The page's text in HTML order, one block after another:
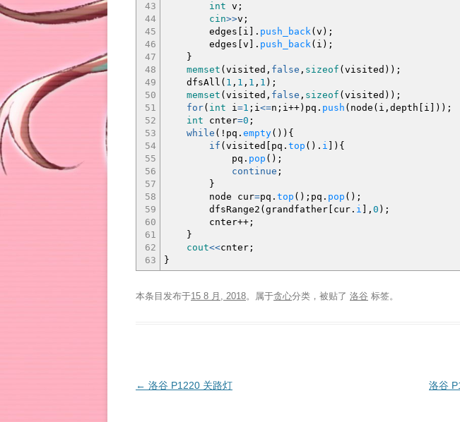
43
44
45
46
47
48
49
50
51
52
53
54
55
56
57
58
59
60
61
62
63
int v ;
cin>>v ;
edges
i . push_back( v ) ;
edges v . push_back( i ) ;
}
memset ( visited, false , sizeof ( visited ) ) ;
dfsAll ( 1 , 1 , 1 , 1 ) ;
memset ( visited, false , sizeof ( visited ) ) ;
for( int i=1 ; i<=n ; i++) pq. push ( node ( i,depth i ) ) ;
int cnter=0 ;
while ( ! pq. empty( ) ) {
if ( visited pq. top ( ) . i ) {
pq. pop ( ) ;
continue ;
}
node cur=pq. top ( ) ; pq. pop ( ) ;
dfsRange2 ( grandfather cur. i , 0 ) ;
cnter++ ;
}
cout<<cnter ;
}
本条目发布于15 8 月, 2018。属于贪心分类，被贴了 洛谷 标签。
文
← 洛谷 P1220 关路灯 洛谷